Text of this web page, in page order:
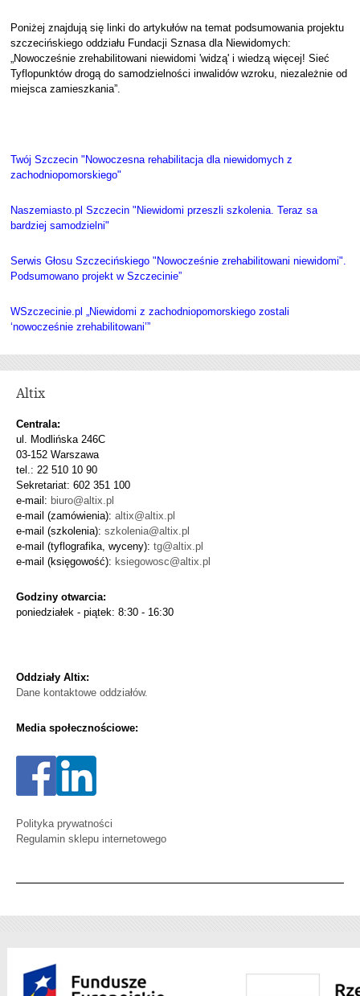
Poniżej znajdują się linki do artykułów na temat podsumowania projektu
szczecińskiego oddziału Fundacji Sznasa dla Niewidomych:
„Nowocześnie zrehabilitowani niewidomi 'widzą' i wiedzą więcej! Sieć
Tyflopunktów drogą do samodzielności inwalidów wzroku, niezależnie od
miejsca zamieszkania”.
Twój Szczecin "Nowoczesna rehabilitacja dla niewidomych z
zachodniopomorskiego"
Naszemiasto.pl Szczecin "Niewidomi przeszli szkolenia. Teraz sa
bardziej samodzielni"
Serwis Głosu Szczecińskiego "Nowocześnie zrehabilitowani niewidomi".
Podsumowano projekt w Szczecinie”
WSzczecinie.pl „Niewidomi z zachodniopomorskiego zostali
‘nowocześnie zrehabilitowani’”
Altix
Centrala:
ul. Modlińska 246C
03-152 Warszawa
tel.: 22 510 10 90
Sekretariat: 602 351 100
e-mail: biuro@altix.pl
e-mail (zamówienia): altix@altix.pl
e-mail (szkolenia): szkolenia@altix.pl
e-mail (tyflografika, wyceny): tg@altix.pl
e-mail (księgowość): ksiegowosc@altix.pl
Godziny otwarcia:
poniedziałek - piątek: 8:30 - 16:30
Oddziały Altix:
Dane kontaktowe oddziałów.
Media społecznościowe:
Polityka prywatności
Regulamin sklepu internetowego